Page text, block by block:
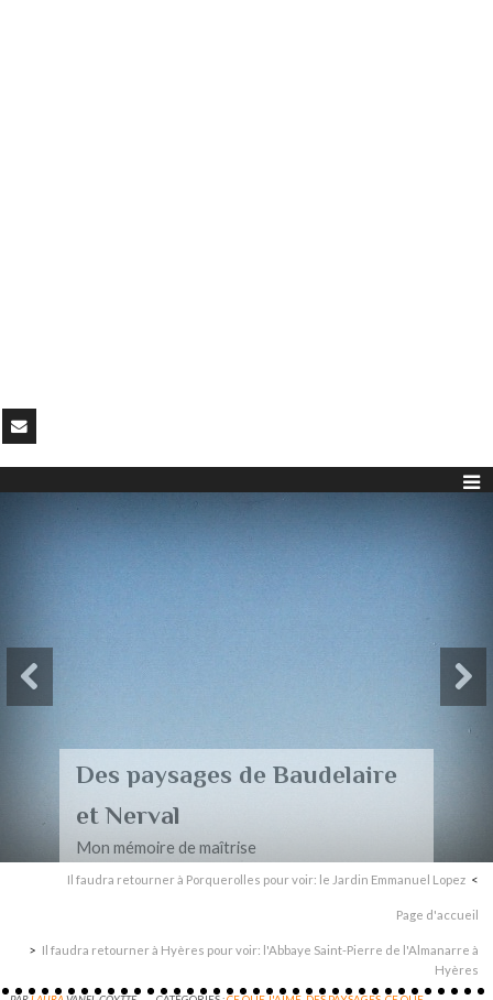
Acrostiches
Recueil d'acrostiches
Il faudra retourner à Porquerolles pour voir: le Jardin Emmanuel Lopez
Page d'accueil
Il faudra retourner à Hyères pour voir: l'Abbaye Saint-Pierre de l'Almanarre à
Hyères